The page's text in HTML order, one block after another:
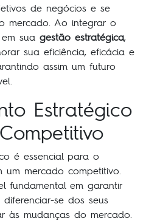
de negócios e se
mercado. Ao integrar o
sua gestão estratégica,
sua eficiência, eficácia e
assim um futuro
Estratégico
é essencial para o
um mercado competitivo.
fundamental em garantir
se dos seus
às mudanças do mercado.